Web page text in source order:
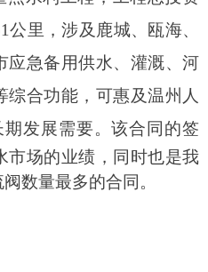
公里 ，涉及 鹿城、瓯海、
应急备用供水、灌溉、河
综合功能 ， 可惠及温州人
发展需要。该合同的签
市场的业绩，同时也是我
数量最多的合同。